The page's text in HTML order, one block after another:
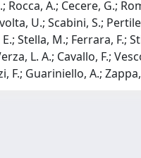
A.; Cecere, G.;
U.; Scabini, S.;
Stella, M.; Ferrara,
L. A.; Cavallo, F.;
F.; Guariniello, A.;